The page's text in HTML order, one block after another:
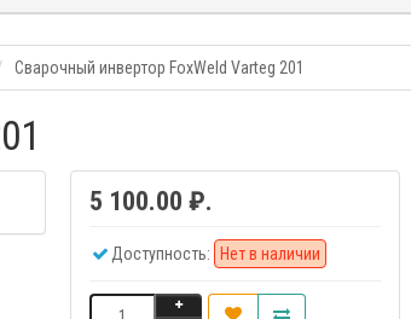
Сварочный инвертор FoxWeld Varteg 201
5 100.00 ₽.
Доступность: Нет в наличии